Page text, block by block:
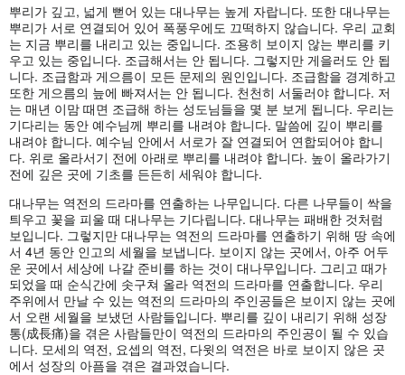
뿌리가 깊고, 넓게 뻗어 있는 대나무는 높게 자랍니다. 또한 대나무는
뿌리가 서로 연결되어 있어 폭풍우에도 끄떡하지 않습니다. 우리 교회
는 지금 뿌리를 내리고 있는 중입니다. 조용히 보이지 않는 뿌리를 키
우고 있는 중입니다. 조급해서는 안 됩니다. 그렇지만 게을러도 안 됩
니다. 조급함과 게으름이 모든 문제의 원인입니다. 조급함을 경계하고
또한 게으름의 늪에 빠져서는 안 됩니다. 천천히 서둘러야 합니다. 저
는 매년 이맘 때면 조급해 하는 성도님들을 몇 분 보게 됩니다. 우리는
기다리는 동안 예수님께 뿌리를 내려야 합니다. 말씀에 깊이 뿌리를
내려야 합니다. 예수님 안에서 서로가 잘 연결되어 연합되어야 합니
다. 위로 올라서기 전에 아래로 뿌리를 내려야 합니다. 높이 올라가기
전에 깊은 곳에 기초를 든든히 세워야 합니다.
대나무는 역전의 드라마를 연출하는 나무입니다. 다른 나무들이 싹을
틔우고 꽃을 피울 때 대나무는 기다립니다. 대나무는 패배한 것처럼
보입니다. 그렇지만 대나무는 역전의 드라마를 연출하기 위해 땅 속에
서 4년 동안 인고의 세월을 보냅니다. 보이지 않는 곳에서, 아주 어두
운 곳에서 세상에 나갈 준비를 하는 것이 대나무입니다. 그리고 때가
되었을 때 순식간에 솟구쳐 올라 역전의 드라마를 연출합니다. 우리
주위에서 만날 수 있는 역전의 드라마의 주인공들은 보이지 않는 곳에
서 오랜 세월을 보냈던 사람들입니다. 뿌리를 깊이 내리기 위해 성장
통(成長痛)을 겪은 사람들만이 역전의 드라마의 주인공이 될 수 있습
니다. 모세의 역전, 요셉의 역전, 다윗의 역전은 바로 보이지 않은 곳
에서 성장의 아픔을 겪은 결과였습니다.